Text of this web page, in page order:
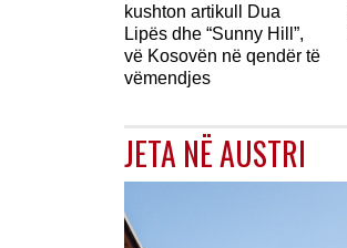
kushton artikull Dua
Lipës dhe “Sunny Hill”,
vë Kosovën në qendër të
vëmendjes
JETA NË AUSTRI